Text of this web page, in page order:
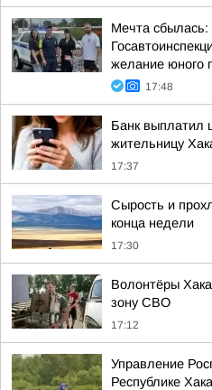
Мечта сбылась:
желание юного
17:48
Банк выплатил
жительницу
17:37
Сырость и
конца недели
17:30
Волонтёры
зону СВО
17:12
Управление
Республике